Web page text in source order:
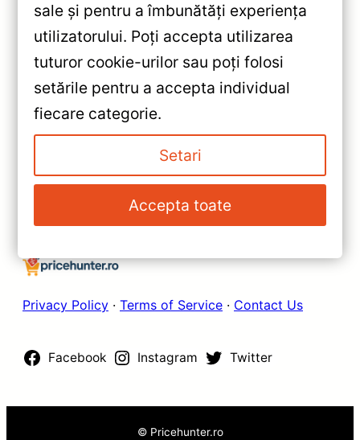
«Navigație Auto Teyes CC3 2K
pentru Opel Astra K (2015-
2022) — Recenzie Detaliată,
Testare & Recomandări
Navigație Auto Teyes CC3L
Honda Civic 8 (2005-2012) 9”
IPS 4+32GB — Recenzie
Detaliată, Testare &
Recomandări
Privacy Policy · Terms of Service · Contact Us
Facebook Instagram Twitter
© Pricehunter.ro
sale și pentru a îmbunătăți experiența
utilizatorului. Poți accepta utilizarea
tuturor cookie-urilor sau poți folosi
setările pentru a accepta individual
fiecare categorie.
Setari
Accepta toate